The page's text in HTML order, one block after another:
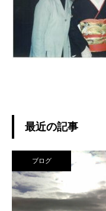
最近の記事
ブログ